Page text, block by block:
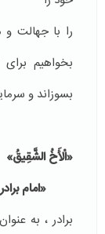
را با جهالت
بخواهيم
بسوزاند و
«الْأَخُ الشَّقِيقُ»
«امام
برادر ، به